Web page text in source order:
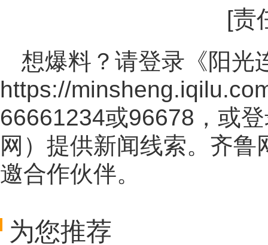
[责
想爆料？请登录《阳光
https://
66661234或96678，或
网 ）提供新闻线索。齐鲁
邀合作伙伴。
为您推荐